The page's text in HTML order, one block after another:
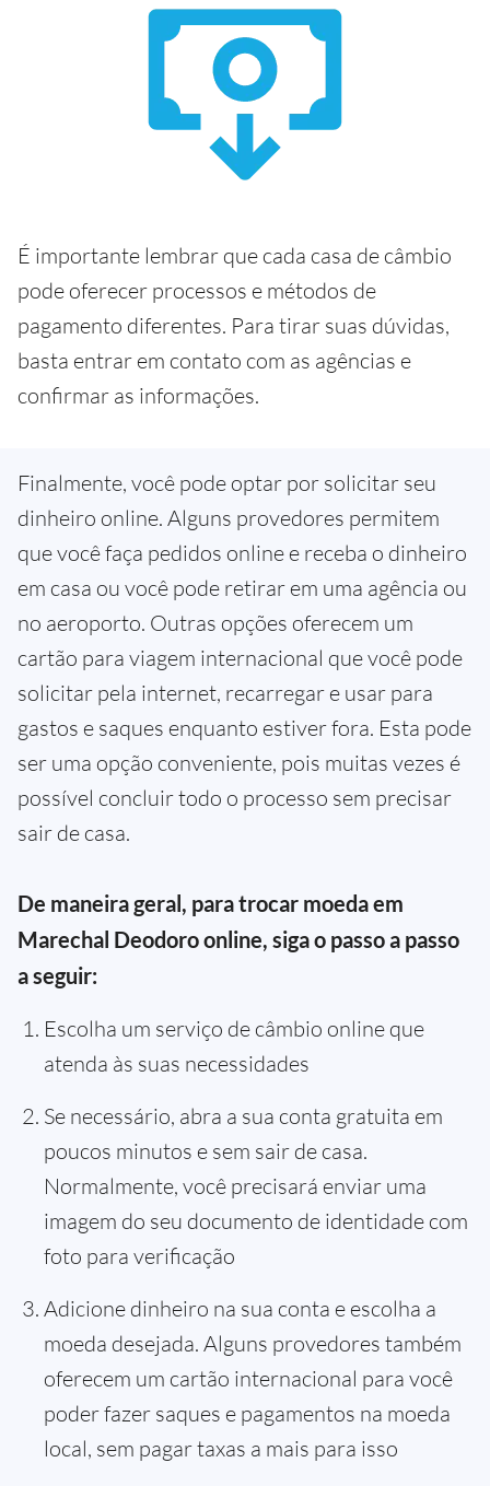
É importante lembrar que cada casa de câmbio
pode oferecer processos e métodos de
pagamento diferentes. Para tirar suas dúvidas,
basta entrar em contato com as agências e
confirmar as informações.
Finalmente, você pode optar por solicitar seu
dinheiro online. Alguns provedores permitem
que você faça pedidos online e receba o dinheiro
em casa ou você pode retirar em uma agência ou
no aeroporto. Outras opções oferecem um
cartão para viagem internacional que você pode
solicitar pela internet, recarregar e usar para
gastos e saques enquanto estiver fora. Esta pode
ser uma opção conveniente, pois muitas vezes é
possível concluir todo o processo sem precisar
sair de casa.
De maneira geral, para trocar moeda em
Marechal Deodoro online, siga o passo a passo
a seguir:
Escolha um serviço de câmbio online que
atenda às suas necessidades
Se necessário, abra a sua conta gratuita em
poucos minutos e sem sair de casa.
Normalmente, você precisará enviar uma
imagem do seu documento de identidade com
foto para verificação
Adicione dinheiro na sua conta e escolha a
moeda desejada. Alguns provedores também
oferecem um cartão internacional para você
poder fazer saques e pagamentos na moeda
local, sem pagar taxas a mais para isso